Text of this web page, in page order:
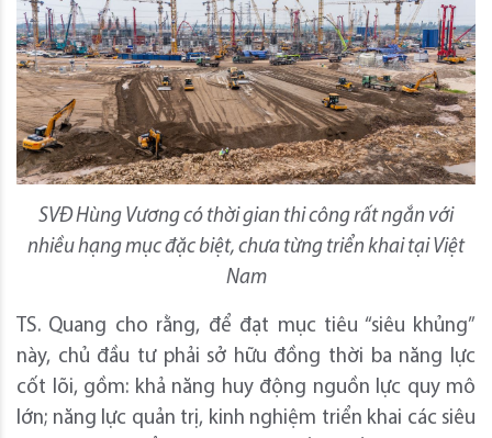
SVĐ Hùng Vương có thời gian thi công rất ngắn với
nhiều hạng mục đặc biệt, chưa từng triển khai tại Việt
Nam
TS. Quang cho rằng, để đạt mục tiêu “siêu khủng”
này, chủ đầu tư phải sở hữu đồng thời ba năng lực
cốt lõi, gồm: khả năng huy động nguồn lực quy mô
lớn; năng lực quản trị, kinh nghiệm triển khai các siêu